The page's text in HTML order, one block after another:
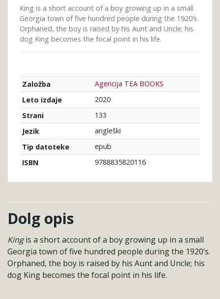
King is a short account of a boy growing up in a small
Georgia town of five hundred people during the 1920’s.
Orphaned, the boy is raised by his Aunt and Uncle; his
dog King becomes the focal point in his life.
Založba
Agencija TEA BOOKS
Leto izdaje
2020
Strani
133
Jezik
angleški
Tip datoteke
epub
ISBN
9788835820116
Dolg opis
Kingis a short account of a boy growing up in a small
Georgia town of five hundred people during the 1920’s.
Orphaned, the boy is raised by his Aunt and Uncle; his
dog King becomes the focal point in his life.